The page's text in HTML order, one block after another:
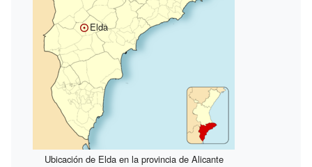
Elda
Ubicación de Elda en la provincia de Alicante